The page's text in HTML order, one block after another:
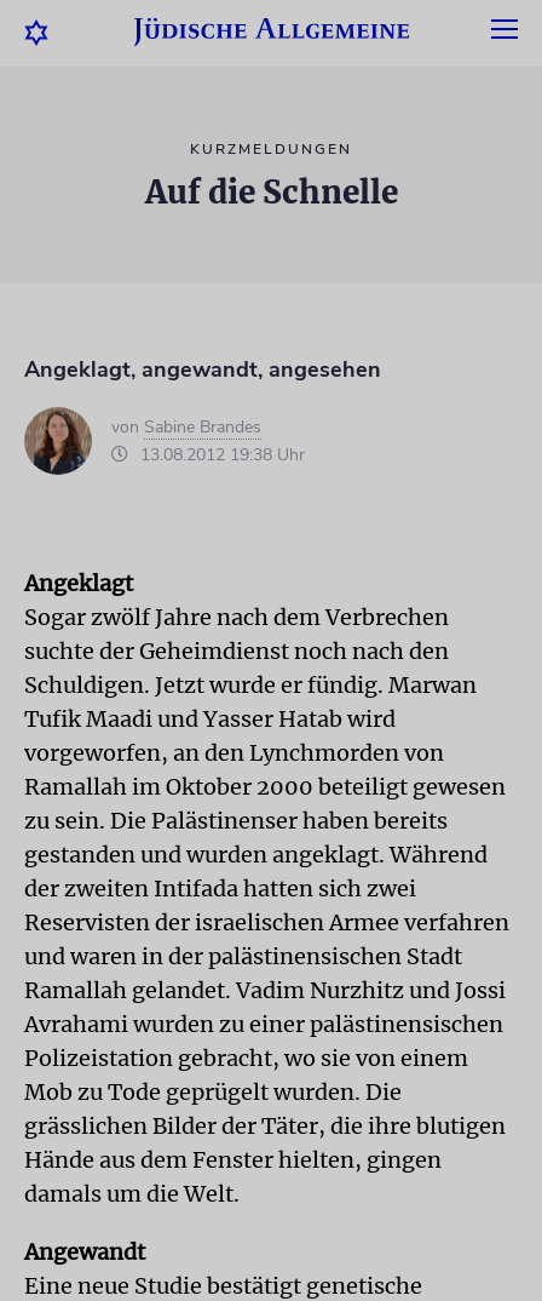
KURZMELDUNGEN
Auf die Schnelle
Angeklagt, angewandt, angesehen
von Sabine Brandes
13.08.2012 19:38 Uhr
Angeklagt
Sogar zwölf Jahre nach dem Verbrechen
suchte der Geheimdienst noch nach den
Schuldigen. Jetzt wurde er fündig. Marwan
Tufik Maadi und Yasser Hatab wird
vorgeworfen, an den Lynchmorden von
Ramallah im Oktober 2000 beteiligt gewesen
zu sein. Die Palästinenser haben bereits
gestanden und wurden angeklagt. Während
der zweiten Intifada hatten sich zwei
Reservisten der israelischen Armee verfahren
und waren in der palästinensischen Stadt
Ramallah gelandet. Vadim Nurzhitz und Jossi
Avrahami wurden zu einer palästinensischen
Polizeistation gebracht, wo sie von einem
Mob zu Tode geprügelt wurden. Die
grässlichen Bilder der Täter, die ihre blutigen
Hände aus dem Fenster hielten, gingen
damals um die Welt.
Angewandt
Eine neue Studie bestätigt genetische